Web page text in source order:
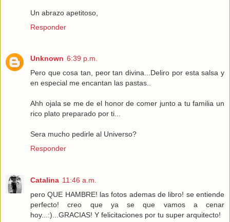
Un abrazo apetitoso,
Responder
Unknown 6:39 p.m.
Pero que cosa tan, peor tan divina...Deliro por esta salsa y
en especial me encantan las pastas..
Ahh ojala se me de el honor de comer junto a tu familia un
rico plato preparado por ti...
Sera mucho pedirle al Universo?
Responder
Catalina 11:46 a.m.
pero QUE HAMBRE! las fotos ademas de libro! se entiende
perfecto! creo que ya se que vamos a cenar
hoy...:)...GRACIAS! Y felicitaciones por tu super arquitecto!